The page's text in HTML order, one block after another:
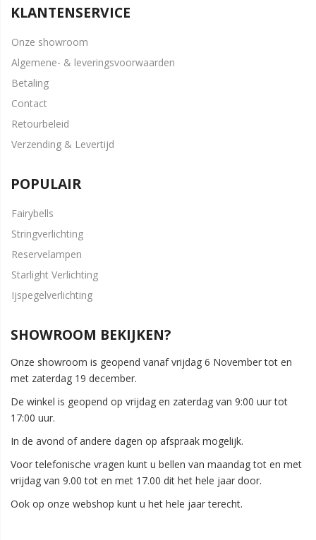
KLANTENSERVICE
Onze showroom
Algemene- & leveringsvoorwaarden
Betaling
Contact
Retourbeleid
Verzending & Levertijd
POPULAIR
Fairybells
Stringverlichting
Reservelampen
Starlight Verlichting
Ijspegelverlichting
SHOWROOM BEKIJKEN?
Onze showroom is geopend vanaf vrijdag 6 November tot en
met zaterdag 19 december.
De winkel is geopend op vrijdag en zaterdag van 9:00 uur tot
17:00 uur.
In de avond of andere dagen op afspraak mogelijk.
Voor telefonische vragen kunt u bellen van maandag tot en met
vrijdag van 9.00 tot en met 17.00 dit het hele jaar door.
Ook op onze webshop kunt u het hele jaar terecht.